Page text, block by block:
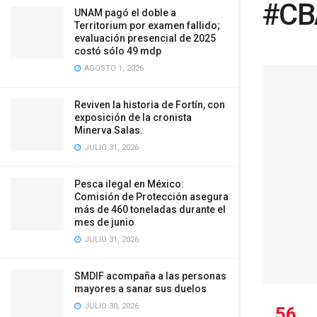
UNAM pagó el doble a
Territorium por examen fallido;
evaluación presencial de 2025
costó sólo 49 mdp
AGOSTO 1, 2026
Reviven la historia de Fortín, con
exposición de la cronista
Minerva Salas.
JULIO 31, 2026
Pesca ilegal en México:
Comisión de Protección asegura
más de 460 toneladas durante el
mes de junio
JULIO 31, 2026
SMDIF acompaña a las personas
mayores a sanar sus duelos
JULIO 30, 2026